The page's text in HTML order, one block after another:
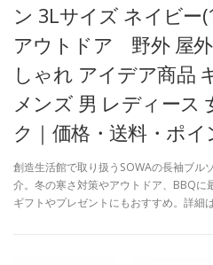
ン 3Lサイズ ネイビー
アウトドア 野外 屋
しゃれ アイデア商品
メンズ 男 レディース
ク｜価格・送料・ポ
創造生活館で取り扱うSOWAの長袖ブル
介。冬の寒さ対策やアウトドア、BBQに
ギフトやプレゼントにもおすすめ。詳細